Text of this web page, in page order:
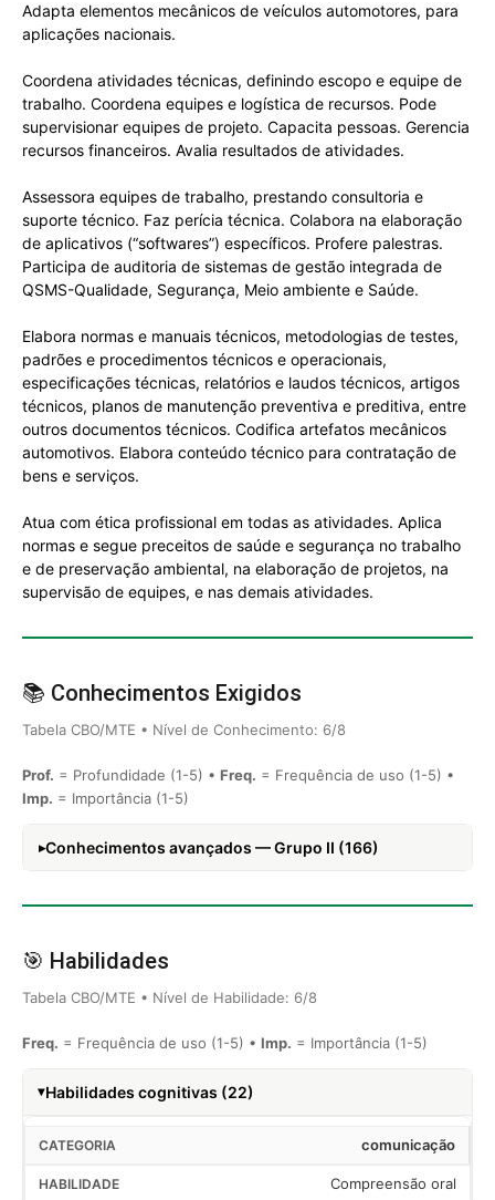
Adapta elementos mecânicos de veículos automotores, para
aplicações nacionais.
Coordena atividades técnicas, definindo escopo e equipe de
trabalho. Coordena equipes e logística de recursos. Pode
supervisionar equipes de projeto. Capacita pessoas. Gerencia
recursos financeiros. Avalia resultados de atividades.
Assessora equipes de trabalho, prestando consultoria e
suporte técnico. Faz perícia técnica. Colabora na elaboração
de aplicativos (“softwares”) específicos. Profere palestras.
Participa de auditoria de sistemas de gestão integrada de
QSMS-Qualidade, Segurança, Meio ambiente e Saúde.
Elabora normas e manuais técnicos, metodologias de testes,
padrões e procedimentos técnicos e operacionais,
especificações técnicas, relatórios e laudos técnicos, artigos
técnicos, planos de manutenção preventiva e preditiva, entre
outros documentos técnicos. Codifica artefatos mecânicos
automotivos. Elabora conteúdo técnico para contratação de
bens e serviços.
Atua com ética profissional em todas as atividades. Aplica
normas e segue preceitos de saúde e segurança no trabalho
e de preservação ambiental, na elaboração de projetos, na
supervisão de equipes, e nas demais atividades.
📚 Conhecimentos Exigidos
Tabela CBO/MTE • Nível de Conhecimento: 6/8
Prof. = Profundidade (1-5) • Freq. = Frequência de uso (1-5) •
Imp. = Importância (1-5)
Conhecimentos avançados — Grupo II (166)
🎯 Habilidades
Tabela CBO/MTE • Nível de Habilidade: 6/8
Freq. = Frequência de uso (1-5) • Imp. = Importância (1-5)
Habilidades cognitivas (22)
comunicação
Compreensão oral